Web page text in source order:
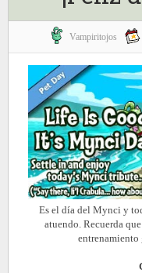
Vampiritojos
Es el día del Mynci y
atuendo. Recuerda
entrenamiento